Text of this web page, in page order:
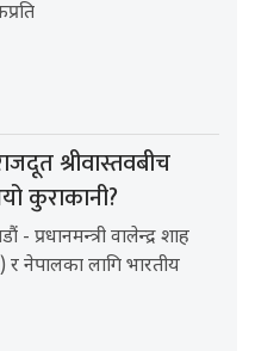
श्रीवास्तवबीच
कुराकानी?
- प्रधानमन्त्री वालेन्द्र शाह
र नेपालका लागि भारतीय